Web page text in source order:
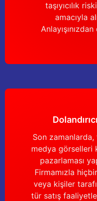
taşıyıcılık
amacıyla
Son zamanlarda,
medya görselleri
pazarlaması
Firmamızla
veya kişiler
tür satış